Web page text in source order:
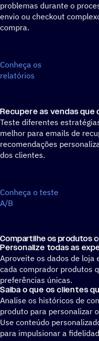
problemas durante o
envio ou checkout
compra.
Conheça os
relatórios
Recupere as vendas
Teste diferentes
melhor para emails de
recomendações
dos clientes.
Conheça o teste
A/B
Compartilhe os produtos
Personalize todas as
Aproveite os dados de
cada comprador produtos
preferências únicas.
Saiba o que os clientes
Analise os históricos de
produto para personalizar
Use conteúdo
para impulsionar a